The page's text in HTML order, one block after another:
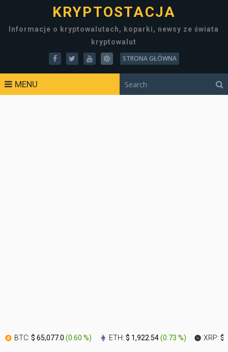
KRYPTOSTACJA
Informacje o kryptowalutach, koparki, newsy ze świata
kryptowalut
STRONA GŁÓWNA
MENU
BTC: $ 65,077.0 (0.60 %) ETH: $ 1,922.54(0.73 %) XRP: $